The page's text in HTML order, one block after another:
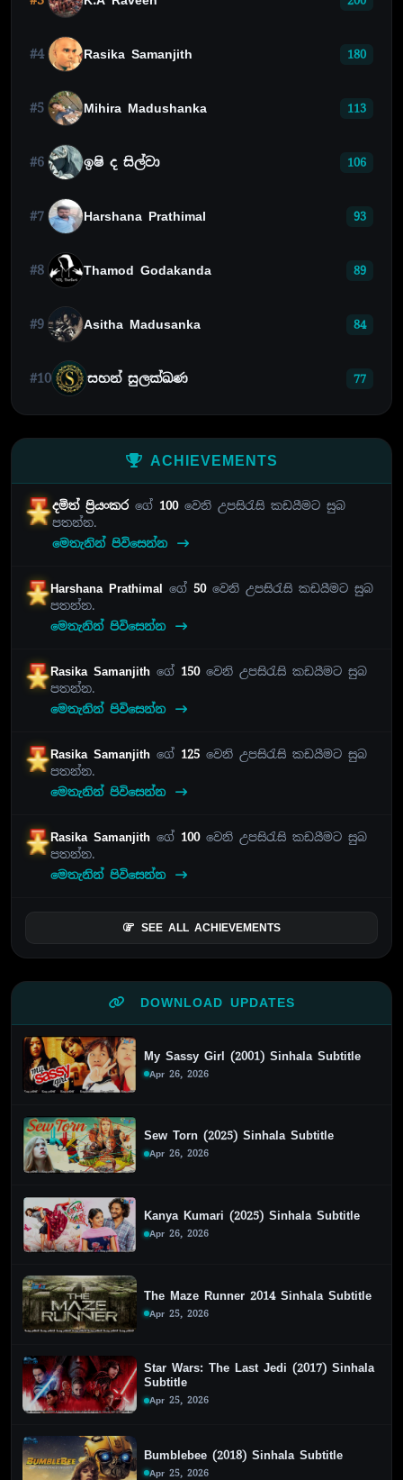
#4 Rasika Samanjith 180
#5 Mihira Madushanka 113
#6 ඉෂි ද සිල්වා 106
#7 Harshana Prathimal 93
#8 Thamod Godakanda 89
#9 Asitha Madusanka 84
#10 සහන් සුලක්ඛණ 77
ACHIEVEMENTS
දමිත් ප්‍රියංකරගේ 100වෙනි උපසිරැසි කඩයීමට සුබ
පතන්න.
මෙතැනින් පිවිසෙන්න
Harshana Prathimal ගේ 50වෙනි උපසිරැසි කඩයීමට සුබ
පතන්න.
මෙතැනින් පිවිසෙන්න
Rasika Samanjithගේ 150වෙනි උපසිරැසි කඩයීමට සුබ
පතන්න.
මෙතැනින් පිවිසෙන්න
Rasika Samanjithගේ 125 වෙනි උපසිරැසි කඩයීමට සුබ
පතන්න.
මෙතැනින් පිවිසෙන්න
Rasika Samanjithගේ 100වෙනි උපසිරැසි කඩයීමට සුබ
පතන්න.
මෙතැනින් පිවිසෙන්න
SEE ALL ACHIEVEMENTS
DOWNLOAD UPDATES
My Sassy Girl (2001) Sinhala Subtitle
Apr 26, 2026
Sew Torn (2025) Sinhala Subtitle
Apr 26, 2026
Kanya Kumari (2025) Sinhala Subtitle
Apr 26, 2026
The Maze Runner 2014 Sinhala Subtitle
Apr 25, 2026
Star Wars: The Last Jedi (2017) Sinhala
Subtitle
Apr 25, 2026
Bumblebee (2018) Sinhala Subtitle
Apr 25, 2026